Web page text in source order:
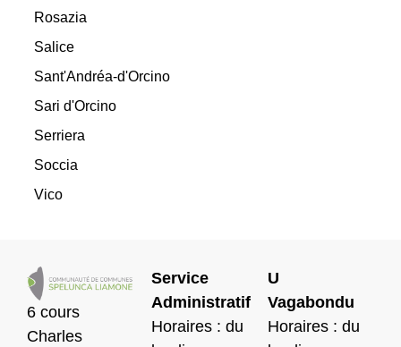
Rosazia
Salice
Sant'Andréa-d'Orcino
Sari d'Orcino
Serriera
Soccia
Vico
6 cours
Charles
Service
Administratif
Horaires : du
U
Vagabondu
Horaires : du